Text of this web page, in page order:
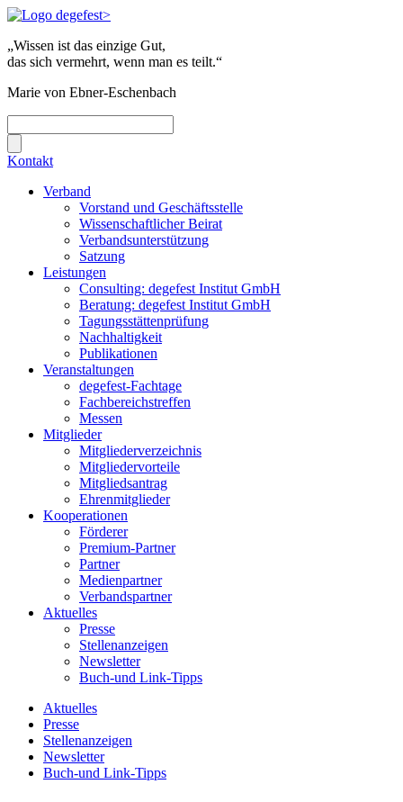
„Wissen ist das einzige Gut,
das sich vermehrt, wenn man es teilt.“
Marie von Ebner-Eschenbach
Kontakt
Verband
Vorstand und Geschäftsstelle
Wissenschaftlicher Beirat
Verbandsunterstützung
Satzung
Leistungen
Consulting: degefest Institut GmbH
Beratung: degefest Institut GmbH
Tagungsstättenprüfung
Nachhaltigkeit
Publikationen
Veranstaltungen
degefest-Fachtage
Fachbereichstreffen
Messen
Mitglieder
Mitgliederverzeichnis
Mitgliedervorteile
Mitgliedsantrag
Ehrenmitglieder
Kooperationen
Förderer
Premium-Partner
Partner
Medienpartner
Verbandspartner
Aktuelles
Presse
Stellenanzeigen
Newsletter
Buch-und Link-Tipps
Aktuelles
Presse
Stellenanzeigen
Newsletter
Buch-und Link-Tipps